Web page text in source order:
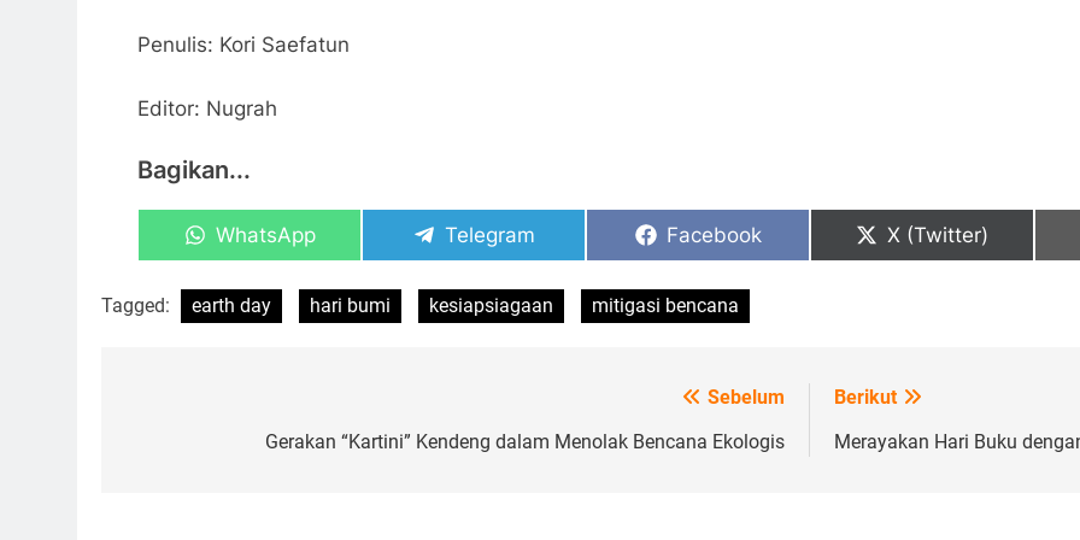
Penulis: Kori Saefatun
Editor: Nugrah
Bagikan...
Share
WhatsApp
Share
Telegram
Share
Facebook
Share
X (Twitter)
Tagged: earth day hari bumi kesiapsiagaan mitigasi bencana
Sebelum
Gerakan “Kartini” Kendeng dalam Menolak Bencana Ekologis
Berikut
Merayakan Hari Buku